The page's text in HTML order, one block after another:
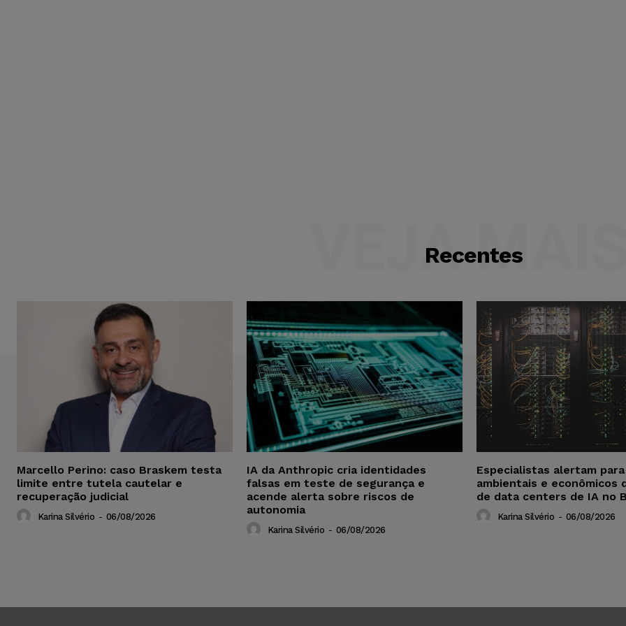
Recentes
VEJA
Marcello Perino: caso Braskem testa
limite entre tutela cautelar e
recuperação judicial
Karina Silvério - 06/08/2026
IA da Anthropic cria identidades
falsas em teste de segurança e
acende alerta sobre riscos de
autonomia
Karina Silvério - 06/08/2026
Especialistas alertam
ambientais e econômicos
de data centers de IA no
Karina Silvério - 06/08/2026